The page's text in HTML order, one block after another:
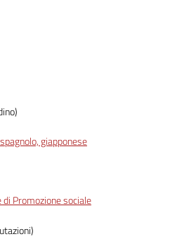
giapponese
Promozione sociale